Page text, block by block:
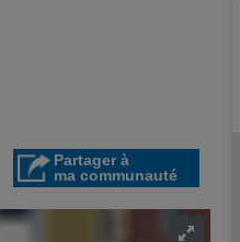
Partager à
ma communauté